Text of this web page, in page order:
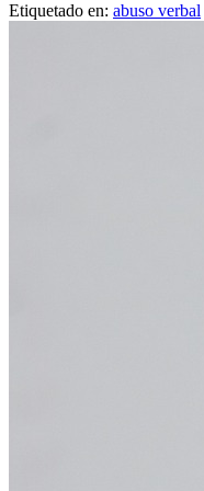
Etiquetado en: abuso verbal